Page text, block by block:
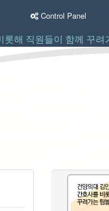
Control Panel
해 직원들이 함께 꾸려